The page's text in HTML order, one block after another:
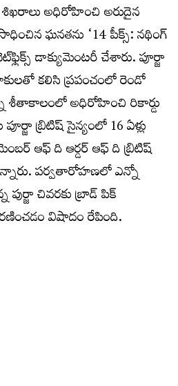
శిఖరాలు అధిరోహించి అరుదైన
సాధించిన ఘనతను ‘14 పీక్స్‌: నథింగ్‌
డాక్యుమెంటరీ చేశారు. పూర్జా
కలిసి ప్రపంచంలో రెండో
శీతాకాలంలో అధిరోహించి రికార్డు
బ్రిటిష్‌ సైన్యంలో 16 ఏళ్లు
ఆఫ్‌ ది ఆర్డర్‌ ఆఫ్‌ ది బ్రిటిష్‌
పర్వతారోహణలో ఎన్నో
పుర్జా చివరకు బ్రాడ్ పిక్
విషాదం రేపింది.